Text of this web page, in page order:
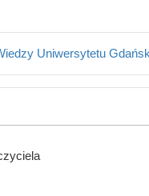
Uniwersytetu